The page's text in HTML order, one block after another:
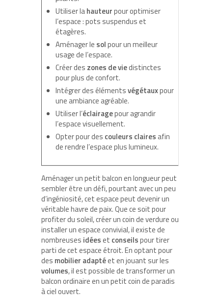
Utiliser lahauteurpour optimiser
l’espace : pots suspendus et
étagères.
Aménager le solpour un meilleur
usage de l’espace.
Créer des zones de viedistinctes
pour plus de confort.
Intégrer des élémentsvégétauxpour
une ambiance agréable.
Utiliser l’éclairagepour agrandir
l’espace visuellement.
Opter pour des couleurs claires afin
de rendre l’espace plus lumineux.
Aménager un petit balcon en longueur peut
sembler être un défi, pourtant avec un peu
d’ingéniosité, cet espace peut devenir un
véritable havre de paix. Que ce soit pour
profiter du soleil, créer un coin de verdure ou
installer un espace convivial, il existe de
nombreuses idéeset conseilspour tirer
parti de cet espace étroit. En optant pour
des mobilier adaptéet en jouant sur les
volumes, il est possible de transformer un
balcon ordinaire en un petit coin de paradis
à ciel ouvert.